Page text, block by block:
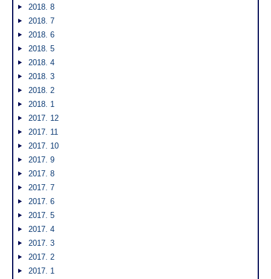
2018. 8
2018. 7
2018. 6
2018. 5
2018. 4
2018. 3
2018. 2
2018. 1
2017. 12
2017. 11
2017. 10
2017. 9
2017. 8
2017. 7
2017. 6
2017. 5
2017. 4
2017. 3
2017. 2
2017. 1